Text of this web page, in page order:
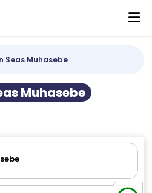
Seas Muhasebe
Muhasebe